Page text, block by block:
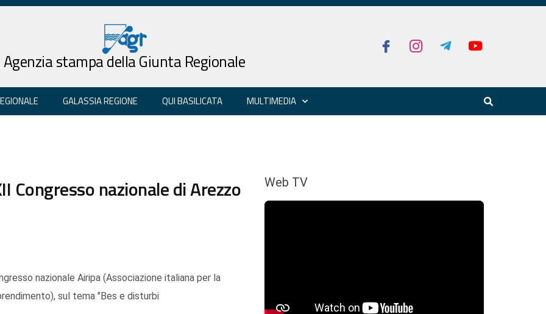
Agenzia stampa della Giunta Regionale
GALASSIA REGIONE QUI BASILICATA MULTIMEDIA
Congresso nazionale di Arezzo
nazionale Airipa (Associazione italiana per la
sul tema "Bes e disturbi
Web TV